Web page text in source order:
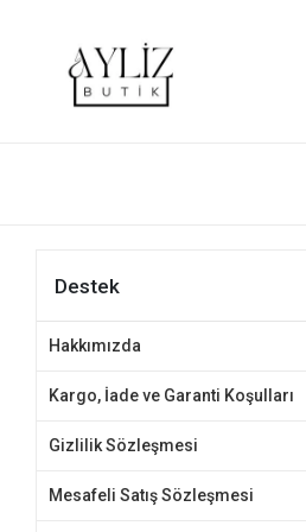
Destek
Hakkımızda
Kargo, İade ve Garanti Koşulları
Gizlilik Sözleşmesi
Mesafeli Satış Sözleşmesi